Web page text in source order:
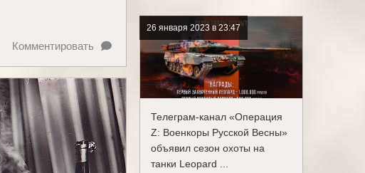
Комментировать
26 января 2023 в 23:47
Телеграм-канал «Операция
Z: Военкоры Русской Весны»
объявил сезон охоты на
танки Leopard ...